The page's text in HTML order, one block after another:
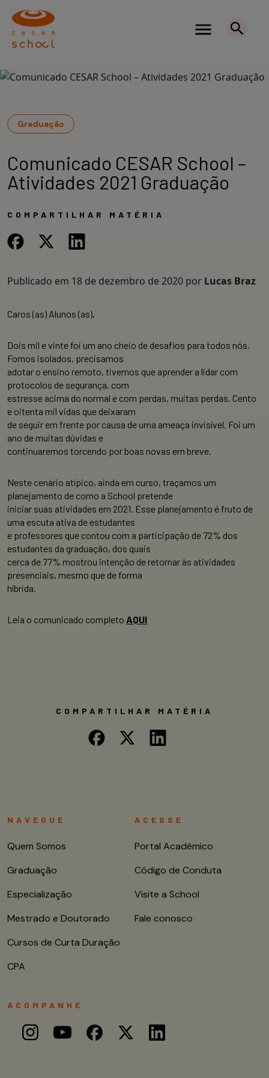
Graduação
Comunicado CESAR School –
Atividades 2021 Graduação
COMPARTILHAR MATÉRIA
Publicado em 18 de dezembro de 2020 por Lucas Braz
Caros (as) Alunos (as),
Dois mil e vinte foi um ano cheio de desafios para todos nós.
Fomos isolados, precisamos
adotar o ensino remoto, tivemos que aprender a lidar com
protocolos de segurança, com
estresse acima do normal e com perdas, muitas perdas. Cento
e oitenta mil vidas que deixaram
de seguir em frente por causa de uma ameaça invisível. Foi um
ano de muitas dúvidas e
continuaremos torcendo por boas novas em breve.
Neste cenário atípico, ainda em curso, traçamos um
planejamento de como a School pretende
iniciar suas atividades em 2021. Esse planejamento é fruto de
uma escuta ativa de estudantes
e professores que contou com a participação de 72% dos
estudantes da graduação, dos quais
cerca de 77% mostrou intenção de retornar às atividades
presenciais, mesmo que de forma
híbrida.
Leia o comunicado completo AQUI
COMPARTILHAR MATÉRIA
NAVEGUE
Quem Somos
Graduação
Especialização
Mestrado e Doutorado
Cursos de Curta Duração
CPA
ACESSE
Portal Acadêmico
Código de Conduta
Visite a School
Fale conosco
ACOMPANHE